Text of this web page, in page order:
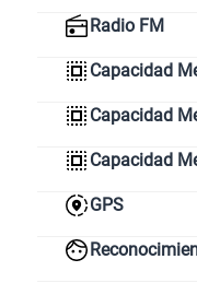
Radio FM
Capacidad
Capacidad
Capacidad
GPS